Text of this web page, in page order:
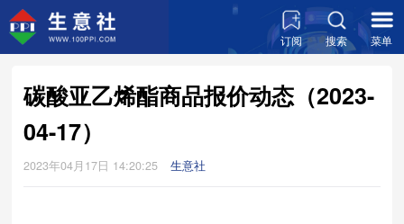
订阅 搜索 菜单
碳酸亚乙烯酯商品报价动态（2023-
04-17）
2023年04月17日 14:20:25 生意社